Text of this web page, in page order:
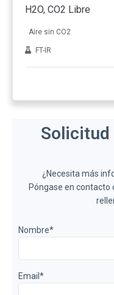
H2O, CO2 Libre
Aire sin CO2
FT-IR
¿Necesita más
Póngase en
Nombre*
Email *